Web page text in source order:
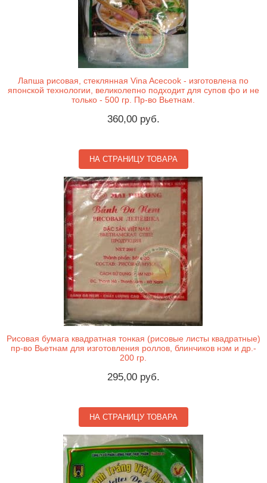
Лапша рисовая, стеклянная Vina Acecook - изготовлена по
японской технологии, великолепно подходит для супов фо и не
только - 500 гр. Пр-во Вьетнам.
360,00 руб.
НА СТРАНИЦУ ТОВАРА
Рисовая бумага квадратная тонкая (рисовые листы квадратные)
пр-во Вьетнам для изготовления роллов, блинчиков нэм и др.-
200 гр.
295,00 руб.
НА СТРАНИЦУ ТОВАРА